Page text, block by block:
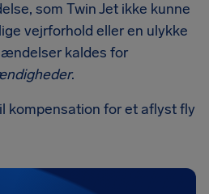
som Twin Jet ikke kunne
vejrforhold eller en ulykke
kaldes for
.
kompensation for et aflyst fly